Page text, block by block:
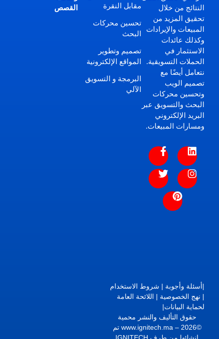
النتائج من خلال
تحقيق المزيد من
المبيعات والإيرادات
وكذلك عائدات
الاستثمار في
الحملات التسويقية.
نتعامل أيضًا مع
تصميم الويب
وتحسين محركات
البحث والتسويق عبر
البريد الإلكتروني
ومسارات المبيعات.
مقابل النقرة
تحسين محركات
البحث
تصميم وتطوير
المواقع الإلكترونية
البرمجة و التسويق
الآلي
القصص
|أسئلة وأجوبة | شروط الاستخدام
| نهج الخصوصية | اللائحة العامة
لحماية البيانات|
حقوق التأليف والنشر محمية
©2026 – www.ignitech.ma تم